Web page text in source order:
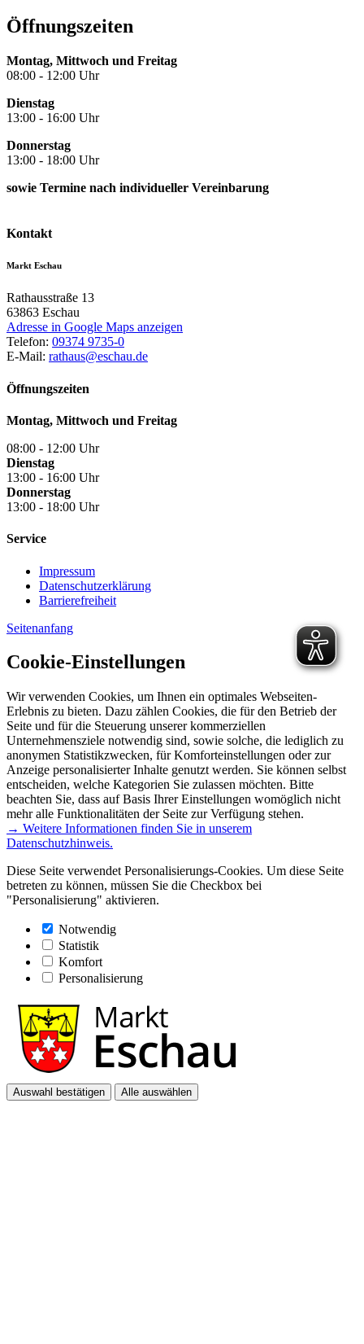
Öffnungszeiten
Montag, Mittwoch und Freitag
08:00 - 12:00 Uhr
Dienstag
13:00 - 16:00 Uhr
Donnerstag
13:00 - 18:00 Uhr
sowie Termine nach individueller Vereinbarung
Kontakt
Markt Eschau
Rathausstraße 13
63863 Eschau
Adresse in Google Maps anzeigen
Telefon: 09374 9735-0
E-Mail: rathaus@eschau.de
Öffnungszeiten
Montag, Mittwoch und Freitag
08:00 - 12:00 Uhr
Dienstag
13:00 - 16:00 Uhr
Donnerstag
13:00 - 18:00 Uhr
Service
Impressum
Datenschutzerklärung
Barrierefreiheit
Seitenanfang
Cookie-Einstellungen
Wir verwenden Cookies, um Ihnen ein optimales Webseiten-
Erlebnis zu bieten. Dazu zählen Cookies, die für den Betrieb der
Seite und für die Steuerung unserer kommerziellen
Unternehmensziele notwendig sind, sowie solche, die lediglich zu
anonymen Statistikzwecken, für Komforteinstellungen oder zur
Anzeige personalisierter Inhalte genutzt werden. Sie können selbst
entscheiden, welche Kategorien Sie zulassen möchten. Bitte
beachten Sie, dass auf Basis Ihrer Einstellungen womöglich nicht
mehr alle Funktionalitäten der Seite zur Verfügung stehen.
→ Weitere Informationen finden Sie in unserem
Datenschutzhinweis.
Diese Seite verwendet Personalisierungs-Cookies. Um diese Seite
betreten zu können, müssen Sie die Checkbox bei
"Personalisierung" aktivieren.
Notwendig
Statistik
Komfort
Personalisierung
Auswahl bestätigen Alle auswählen